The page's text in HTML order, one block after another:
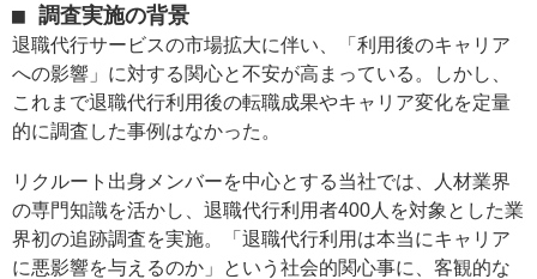
■ 調査実施の背景
退職代行サービスの市場拡大に伴い、「利用後のキャリア
への影響」に対する関心と不安が高まっている。しかし、
これまで退職代行利用後の転職成果やキャリア変化を定量
的に調査した事例はなかった。
リクルート出身メンバーを中心とする当社では、人材業界
の専門知識を活かし、退職代行利用者400人を対象とした業
界初の追跡調査を実施。「退職代行利用は本当にキャリア
に悪影響を与えるのか」という社会的関心事に、客観的な